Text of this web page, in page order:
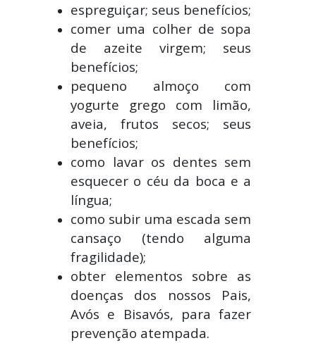
espreguiçar; seus benefícios;
comer uma colher de sopa
de azeite virgem; seus
benefícios;
pequeno almoço com
yogurte grego com limão,
aveia, frutos secos; seus
benefícios;
como lavar os dentes sem
esquecer o céu da boca e a
língua;
como subir uma escada sem
cansaço (tendo alguma
fragilidade);
obter elementos sobre as
doenças dos nossos Pais,
Avós e Bisavós, para fazer
prevenção atempada.